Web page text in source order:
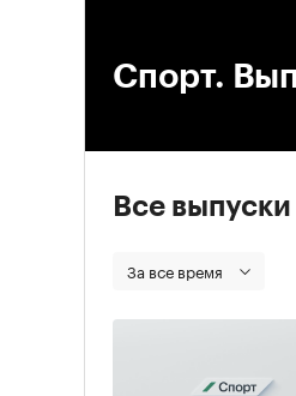
Спорт.
Все
За все время